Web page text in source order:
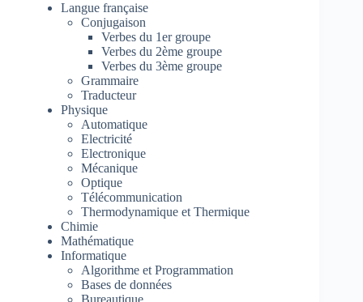
Langue française
Conjugaison
Verbes du 1er groupe
Verbes du 2ème groupe
Verbes du 3ème groupe
Grammaire
Traducteur
Physique
Automatique
Electricité
Electronique
Mécanique
Optique
Télécommunication
Thermodynamique et Thermique
Chimie
Mathématique
Informatique
Algorithme et Programmation
Bases de données